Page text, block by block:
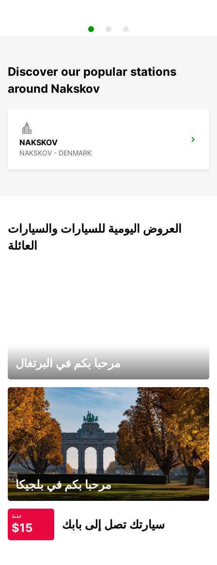
Discover our popular stations
around Nakskov
NAKSKOV
NAKSKOV - DENMARK
العروض اليومية للسيارات والسيارات
العائلة
مرحبا بكم في البرتغال
مرحبا بكم في بلجيكا
فقط
$15 سيارتك تصل إلى بابك